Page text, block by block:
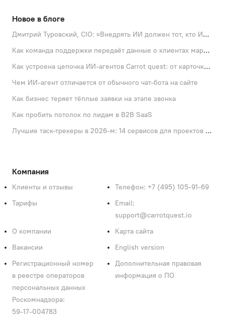
Новое в блоге
Дмитрий Туровский, CIO: «Внедрять ИИ должен тот, кто ИИ не любит»
Как команда поддержки передаёт данные о клиентах маркетингу
Как устроена цепочка ИИ-агентов Carrot quest: от карточки лида до записи на встречу
Чем ИИ-агент отличается от обычного чат-бота на сайте
Как бизнес теряет тёплые заявки на этапе звонка
Как пробить потолок по лидам в B2B SaaS
Лучшие таск-трекеры в 2026-м: 14 сервисов для проектов и личных задач
Компания
Клиенты и отзывы
Телефон: +7 (495) 105‑91‑69
Тарифы
Email:
support@carrotquest.io
О компании
Карта сайта
Вакансии
English version
Регистрационный номер
в реестре операторов
персональных данных
Роскомнадзора:
59‑17‑004783
Дополнительная правовая
информация о ПО